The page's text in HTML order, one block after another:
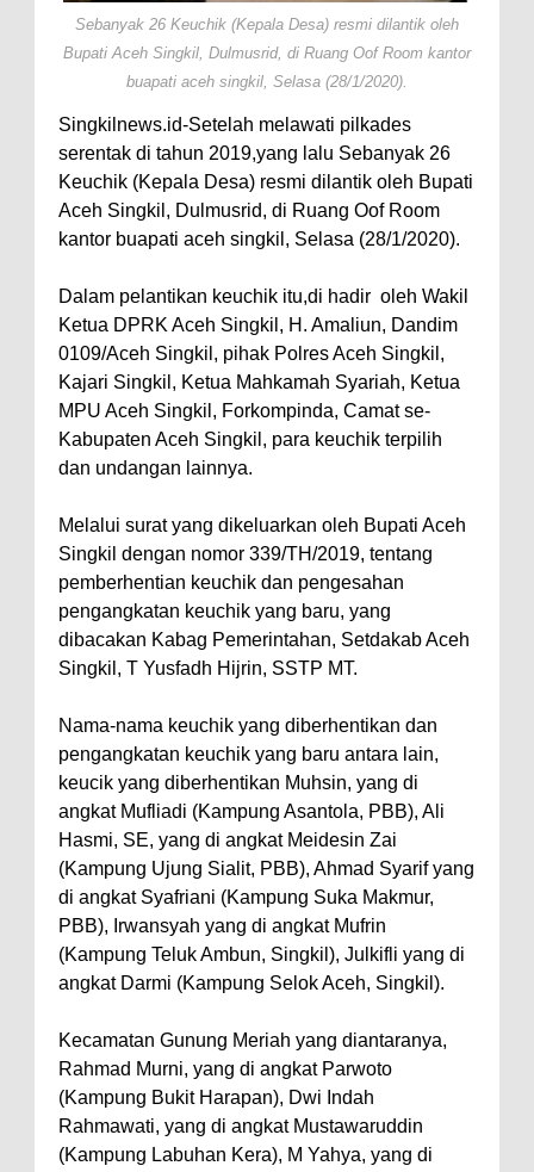
Sebanyak 26 Keuchik (Kepala Desa) resmi dilantik oleh
Bupati Aceh Singkil, Dulmusrid, di Ruang Oof Room kantor
buapati aceh singkil, Selasa (28/1/2020).
Singkilnews.id-Setelah melawati pilkades
serentak di tahun 2019,yang lalu Sebanyak 26
Keuchik (Kepala Desa) resmi dilantik oleh Bupati
Aceh Singkil, Dulmusrid, di Ruang Oof Room
kantor buapati aceh singkil, Selasa (28/1/2020).
Dalam pelantikan keuchik itu,di hadir oleh Wakil
Ketua DPRK Aceh Singkil, H. Amaliun, Dandim
0109/Aceh Singkil, pihak Polres Aceh Singkil,
Kajari Singkil, Ketua Mahkamah Syariah, Ketua
MPU Aceh Singkil, Forkompinda, Camat se-
Kabupaten Aceh Singkil, para keuchik terpilih
dan undangan lainnya.
Melalui surat yang dikeluarkan oleh Bupati Aceh
Singkil dengan nomor 339/TH/2019, tentang
pemberhentian keuchik dan pengesahan
pengangkatan keuchik yang baru, yang
dibacakan Kabag Pemerintahan, Setdakab Aceh
Singkil, T Yusfadh Hijrin, SSTP MT.
Nama-nama keuchik yang diberhentikan dan
pengangkatan keuchik yang baru antara lain,
keucik yang diberhentikan Muhsin, yang di
angkat Mufliadi (Kampung Asantola, PBB), Ali
Hasmi, SE, yang di angkat Meidesin Zai
(Kampung Ujung Sialit, PBB), Ahmad Syarif yang
di angkat Syafriani (Kampung Suka Makmur,
PBB), Irwansyah yang di angkat Mufrin
(Kampung Teluk Ambun, Singkil), Julkifli yang di
angkat Darmi (Kampung Selok Aceh, Singkil).
Kecamatan Gunung Meriah yang diantaranya,
Rahmad Murni, yang di angkat Parwoto
(Kampung Bukit Harapan), Dwi Indah
Rahmawati, yang di angkat Mustawaruddin
(Kampung Labuhan Kera), M Yahya, yang di